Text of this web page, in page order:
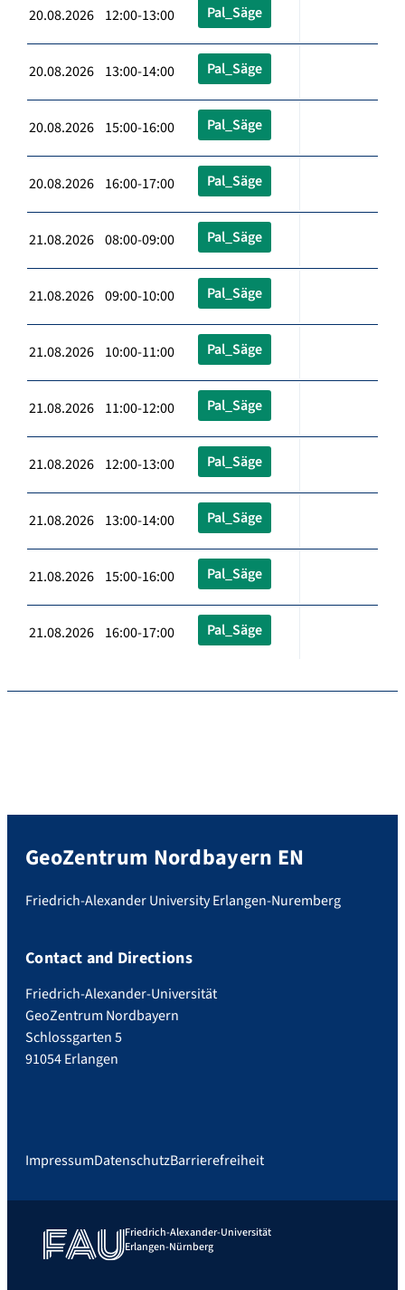
20.08.2026 12:00-13:00 Pal_Säge
20.08.2026 13:00-14:00 Pal_Säge
20.08.2026 15:00-16:00 Pal_Säge
20.08.2026 16:00-17:00 Pal_Säge
21.08.2026 08:00-09:00 Pal_Säge
21.08.2026 09:00-10:00 Pal_Säge
21.08.2026 10:00-11:00 Pal_Säge
21.08.2026 11:00-12:00 Pal_Säge
21.08.2026 12:00-13:00 Pal_Säge
21.08.2026 13:00-14:00 Pal_Säge
21.08.2026 15:00-16:00 Pal_Säge
21.08.2026 16:00-17:00 Pal_Säge
GeoZentrum Nordbayern EN
Friedrich-Alexander University Erlangen-Nuremberg
Contact and Directions
Friedrich-Alexander-Universität
GeoZentrum Nordbayern
Schlossgarten 5
91054 Erlangen
ImpressumDatenschutzBarrierefreiheit
Friedrich-Alexander-Universität
Erlangen-Nürnberg